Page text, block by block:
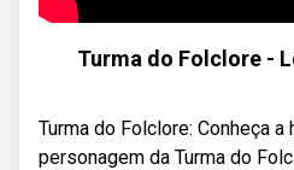
Turma do Folclore -
Turma do Folclore: Conheça
personagem da Turma do